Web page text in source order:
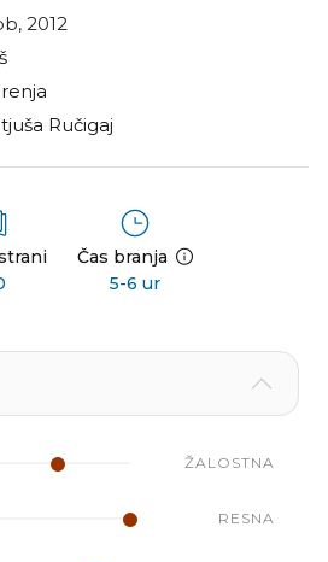
2012
Ručigaj
Čas branja
5-6 ur
ŽALOSTNA
RESNA